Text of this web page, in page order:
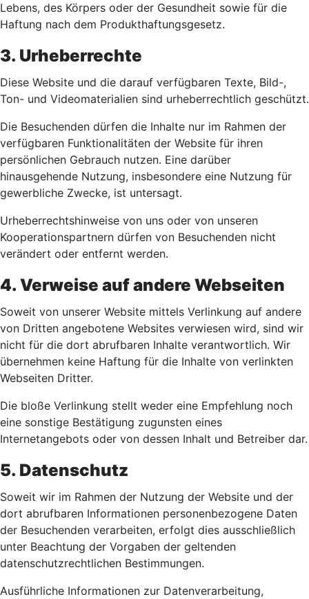
Lebens, des Körpers oder der Gesundheit sowie für die
Haftung nach dem Produkthaftungsgesetz.
3. Urheberrechte
Diese Website und die darauf verfügbaren Texte, Bild-,
Ton- und Videomaterialien sind urheberrechtlich geschützt.
Die Besuchenden dürfen die Inhalte nur im Rahmen der
verfügbaren Funktionalitäten der Website für ihren
persönlichen Gebrauch nutzen. Eine darüber
hinausgehende Nutzung, insbesondere eine Nutzung für
gewerbliche Zwecke, ist untersagt.
Urheberrechtshinweise von uns oder von unseren
Kooperationspartnern dürfen von Besuchenden nicht
verändert oder entfernt werden.
4. Verweise auf andere Webseiten
Soweit von unserer Website mittels Verlinkung auf andere
von Dritten angebotene Websites verwiesen wird, sind wir
nicht für die dort abrufbaren Inhalte verantwortlich. Wir
übernehmen keine Haftung für die Inhalte von verlinkten
Webseiten Dritter.
Die bloße Verlinkung stellt weder eine Empfehlung noch
eine sonstige Bestätigung zugunsten eines
Internetangebots oder von dessen Inhalt und Betreiber dar.
5. Datenschutz
Soweit wir im Rahmen der Nutzung der Website und der
dort abrufbaren Informationen personenbezogene Daten
der Besuchenden verarbeiten, erfolgt dies ausschließlich
unter Beachtung der Vorgaben der geltenden
datenschutzrechtlichen Bestimmungen.
Ausführliche Informationen zur Datenverarbeitung,